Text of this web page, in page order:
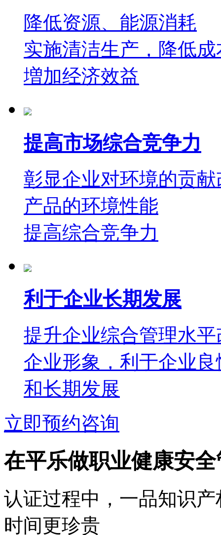
降低资源、能源消耗
实施清洁生产，降低成
増加经济效益
提高市场综合竞争力
彰显企业对环境的贡献
产品的环境性能
提高综合竞争力
利于企业长期发展
提升企业综合管理水平
企业形象，利于企业良
和长期发展
立即预约咨询
在平乐做职业健康安
认证过程中，一品知识
时间更珍贵